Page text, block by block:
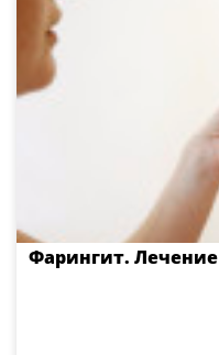
Фарингит. Лечение